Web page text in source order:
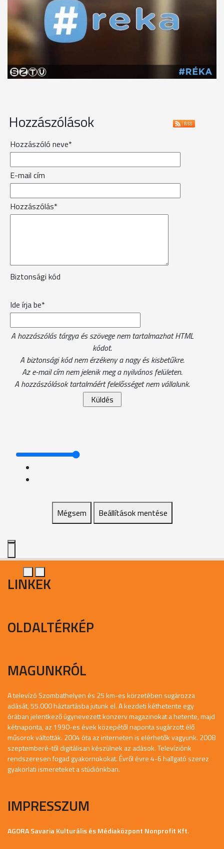
Hozzászólások
Hozzászóló neve*
E-mail cím
Hozzászólás*
Biztonsági kód
Ide írja be*
A hozzászólás tárgya és szövege nem tartalmazhat HTML
kódot.
A biztonsági kód nem érzékeny a nagy és kisbetűkre.
Az e-mail cím nem jelenik meg a nyilvános felületen.
A hozzászólások tartalmáért felelősséget nem vállalunk.
Mégsem Beállítások mentése
LINKEK
OLDALTÉRKÉP
MAGUNKRÓL
A televízó Szombathelyen és 25 km-es körzetében sugározza
adását, 55.000 háztartásba jutunk el. A kezdeti kéthetente egy
órában jelentkező úgynevezett konzerv magazinokat a hetente, majd
kétnaponta, az 1990-es évek közepétől naponta sugárzott élő
műsorok váltották. 2004 óta az interneten is elérhetők vagyunk. 2008
szeptemberé-től digitálisan készülnek az adások. Televíziónk
rendszeresen fogad gyakornokokat. Évről évre 4-6 hallgató szerez
gyakorlati ismereteket a stúdiónkban.
IMPRESSZUM
AGORA Savaria Kulturális és Médiaközpont Nonprofit Kft.